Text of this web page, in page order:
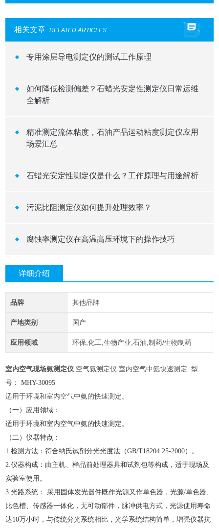
相关文章 RELATED ARTICLES
专用涂层导电测定仪的测试工作原理
如何降低检测偏差？石蜡光安定性测定仪日常运维
全解析
精准测定流体粘度，石油产品运动粘度测定仪应用
场景汇总
石蜡光安定性测定仪是什么？工作原理与用途解析
污泥比阻测定仪如何提升处理效率？
腐蚀率测定仪在高温高压环境下的操作技巧
详细介绍
品牌 其他品牌
产地类别 国产
应用领域 环保,化工,生物产业,石油,制药/生物制药
室内空气现场氨测定仪 空气氨测定仪 室内空气中氨快速测定 型
号：MHY-30095
适用于环境和室内空气中氨的快速测定。
（一）应用领域：
适用于环境和室内空气中氨的快速测定。
（二）仪器特点：
1.检测方法：符合纳氏试剂分光光度法（GB/T18204.25-2000）。
2.仪器构成：由主机、样品前处理器具和试剂包等构成，适于现场及
实验室使用。
3.光路系统： 采用固体发光器件既作光源又作单色器，光源/单色器、
比色槽、传感器一体化，无可动部件，脉冲供电方式，光源使用寿命
达10万小时，与传统分光系统相比，光学系统结构简单，增强仪器抗